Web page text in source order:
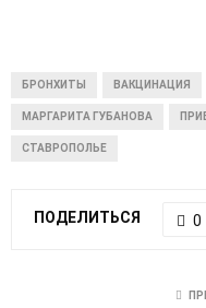
БРОНХИТЫ ВАКЦИНАЦИЯ
МАРГАРИТА ГУБАНОВА
СТАВРОПОЛЬЕ
ПОДЕЛИТЬСЯ 0